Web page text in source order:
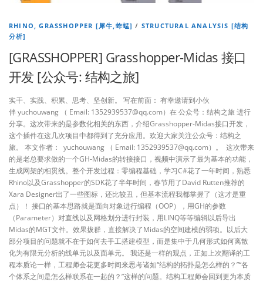
RHINO, GRASSHOPPER [犀牛,蚱蜢] / STRUCTURAL ANALYSIS [结构
分析]
[GRASSHOPPER] Grasshopper-Midas 接口
开发 [公众号: 结构之旅]
实干、实践、积累、思考、坚创新。 写在前面： 有幸邀请到小伙
伴 yuchouwang （ Email: 1352939537@qq.com）在 公众号：结构之旅 进行
分享。这次带来的是参数化相关的东西，介绍Grasshopper-Midas接口开发，
这个插件在这几次项目中都得到了充分应用。欢迎大家关注公众号：结构之
旅。 本文作者： yuchouwang （ Email: 1352939537@qq.com）。 这次带来
的是老总要求做的一个GH-Midas的转接接口，视频中演示了最为基本的功能，
生成网架的相贯线。整个开发过程：零编程基础，学习C#花了一年时间，熟悉
Rhino以及Grasshopper的SDK花了半年时间，春节用了David Rutten推荐的
Xara Designer出了一些图标，还比较丑，但基本流程我都掌握了（这才是重
点）！ 接口的基本思路就是面向对象进行编程（OOP），用GH的参数
（Parameter）对直线以及网格划分进行封装，用LINQ等等编辑以后导出
Midas的MGT文件。效果拔群，直接解决了Midas的空间建模的弱项。以后大
部分项目的问题就不在于如何去手工搭建模型，而是集中于几何形式如何离散
化为有限元分析的线单元以及面单元。 我还是一样的观点，正如上次翻译的工
程本质论一样，工程师会花更多时间来思考诸如“结构的拓扑是怎么样的？”“各
个体系之间是怎么样联系在一起的？”这样的问题。结构工程师会回到更为本质